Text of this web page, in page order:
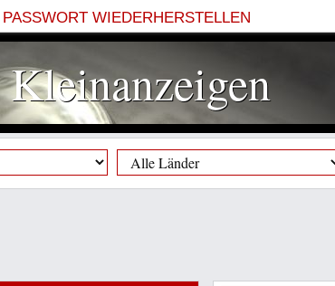
PASSWORT WIEDERHERSTELLEN